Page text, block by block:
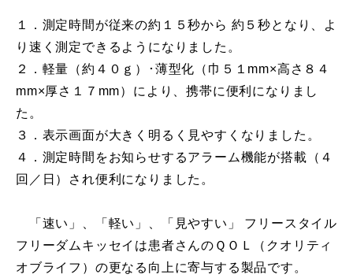
１．測定時間が従来の約１５秒から 約５秒となり、よ
り速く測定できるようになりました。
２．軽量（約４０ｇ）･薄型化（巾５１mm×高さ８４
mm×厚さ１７mm）により、携帯に便利になりまし
た。
３．表示画面が大きく明るく見やすくなりました。
４．測定時間をお知らせするアラーム機能が搭載（４
回／日）され便利になりました。
「速い」、「軽い」、「見やすい」 フリースタイル
フリーダムキッセイは患者さんのＱＯＬ（クオリティ
オブライフ）の更なる向上に寄与する製品です。